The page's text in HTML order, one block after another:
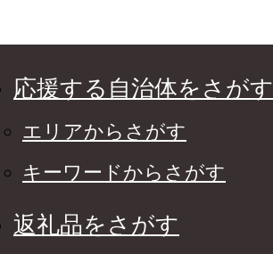
応援する自治体をさがす
エリアからさがす
キーワードからさがす
返礼品をさがす